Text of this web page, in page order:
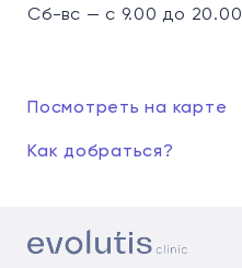
Сб-вс — с 9.00 до 20.00
Посмотреть на карте
Как добраться?